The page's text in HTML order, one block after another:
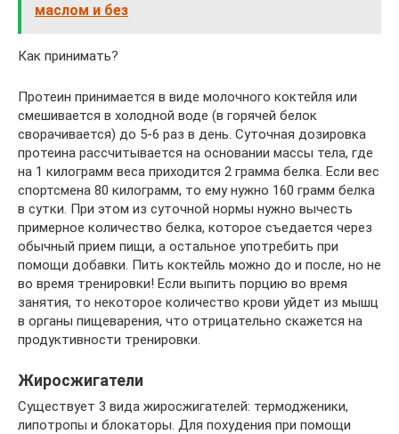
маслом и без
Как принимать?
Протеин принимается в виде молочного коктейля или
смешивается в холодной воде (в горячей белок
сворачивается) до 5-6 раз в день. Суточная дозировка
протеина рассчитывается на основании массы тела, где
на 1 килограмм веса приходится 2 грамма белка. Если вес
спортсмена 80 килограмм, то ему нужно 160 грамм белка
в сутки. При этом из суточной нормы нужно вычесть
примерное количество белка, которое съедается через
обычный прием пищи, а остальное употребить при
помощи добавки. Пить коктейль можно до и после, но не
во время тренировки! Если выпить порцию во время
занятия, то некоторое количество крови уйдет из мышц
в органы пищеварения, что отрицательно скажется на
продуктивности тренировки.
Жиросжигатели
Существует 3 вида жиросжигателей: термодженики,
липотропы и блокаторы. Для похудения при помощи